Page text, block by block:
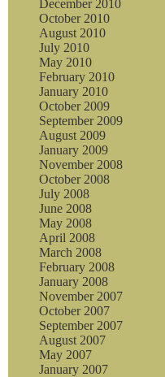
December 2010
October 2010
August 2010
July 2010
May 2010
February 2010
January 2010
October 2009
September 2009
August 2009
January 2009
November 2008
October 2008
July 2008
June 2008
May 2008
April 2008
March 2008
February 2008
January 2008
November 2007
October 2007
September 2007
August 2007
May 2007
January 2007